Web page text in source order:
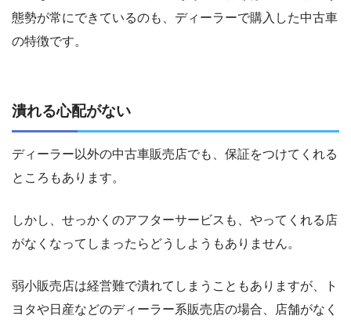
態勢が常にできているのも、ディーラーで購入した中古車
の特徴です。
潰れる心配がない
ディーラー以外の中古車販売店でも、保証をつけてくれる
ところもあります。
しかし、せっかくのアフターサービスも、やってくれる店
がなくなってしまったらどうしようもありません。
弱小販売店は経営難で潰れてしまうこともありますが、ト
ヨタや日産などのディーラー系販売店の場合、店舗がなく